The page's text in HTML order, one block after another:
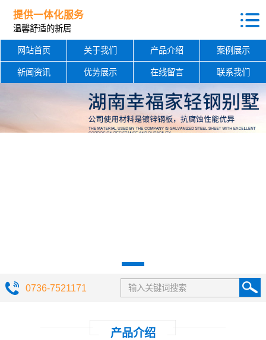
提供一体化服务
温馨舒适的新居
网站首页 关于我们 产品介绍 案例展示
新闻资讯 优势展示 在线留言 联系我们
0736-7521171
产品介绍